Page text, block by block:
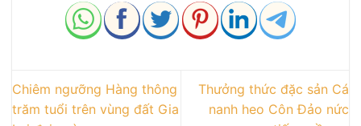
Chiêm ngưỡng Hàng thông
trăm tuổi trên vùng đất Gia
Thưởng thức đặc sản Cá
nanh heo Côn Đảo nức